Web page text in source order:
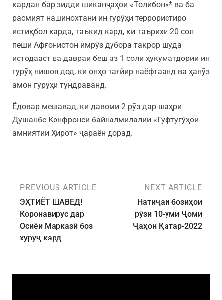
кардан бар зидди шиканҷаҳои «Толибон»* ва ба
расмият нашинохтани ин гурӯҳи террористиро
истиқбол карда, таъкид кард, ки таърихи 20 сол
пеши Афғонистон имрӯз дубора такрор шуда
истодааст ва давраи беш аз 1 соли ҳукуматдории ин
гурӯҳ нишон дод, ки онҳо тағйир наёфтаанд ва ҳанӯз
амон гуруҳи тундраванд.
Ёдовар мешавад, ки давоми 2 рӯз дар шаҳри
Душанбе Конфронси байналмилалии «Гуфтугӯҳои
амниятии Ҳирот» ҷараён дорад.
PREVIOUS ARTICLE
ЭҲТИЁТ ШАВЕД!
Коронавирус дар
Осиёи Марказӣ боз
хуруҷ кард
NEXT ARTICLE
Натиҷаи бозиҳои
рӯзи 10-уми Ҷоми
Ҷаҳон Қатар-2022